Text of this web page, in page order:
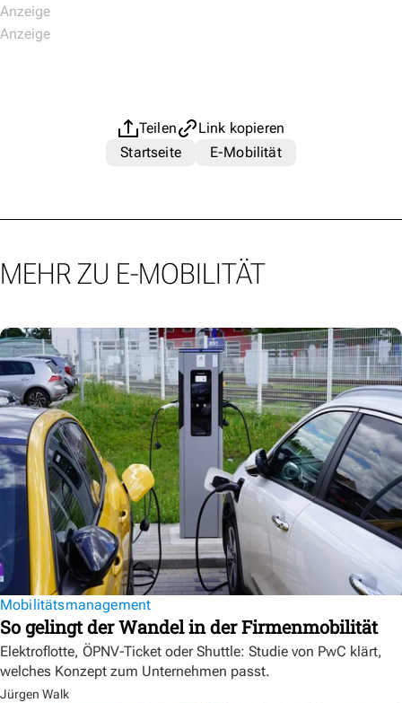
Teilen
Link kopieren
Startseite
E-Mobilität
MEHR ZU E-MOBILITÄT
Mobilitätsmanagement
So gelingt der Wandel in der Firmenmobilität
Elektroflotte, ÖPNV-Ticket oder Shuttle: Studie von PwC klärt,
welches Konzept zum Unternehmen passt.
Jürgen Walk